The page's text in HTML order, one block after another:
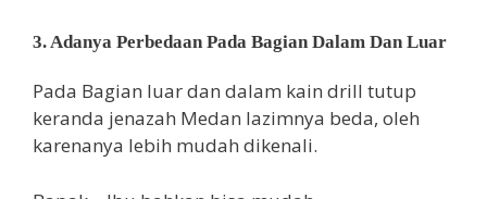
3. Adanya Perbedaan Pada Bagian Dalam Dan Luar
Pada Bagian luar dan dalam kain drill tutup
keranda jenazah Medan lazimnya beda, oleh
karenanya lebih mudah dikenali.